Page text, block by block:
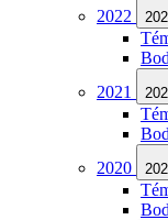
2022
2021
2020